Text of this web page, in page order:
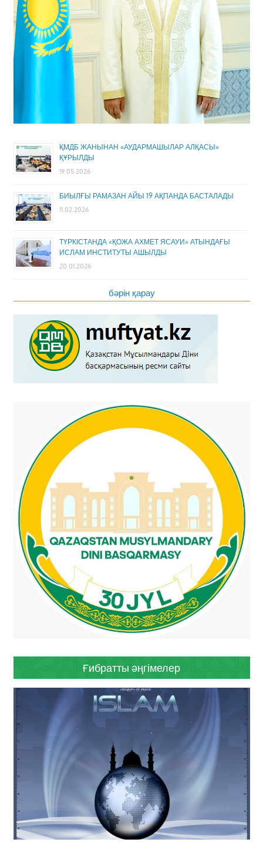
ҚМДБ ЖАНЫНАН «АУДАРМАШЫЛАР АЛҚАСЫ»
ҚҰРЫЛДЫ
19.05.2026
БИЫЛҒЫ РАМАЗАН АЙЫ 19 АҚПАНДА БАСТАЛАДЫ
11.02.2026
ТҮРКІСТАНДА «ҚОЖА АХМЕТ ЯСАУИ» АТЫНДАҒЫ
ИСЛАМ ИНСТИТУТЫ АШЫЛДЫ
20.01.2026
бәрін қарау
Ғибратты әңгімелер